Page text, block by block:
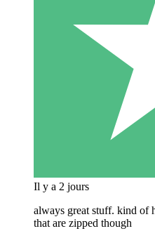
Il y a 2 jours
always great stuff. kind of
that are zipped though